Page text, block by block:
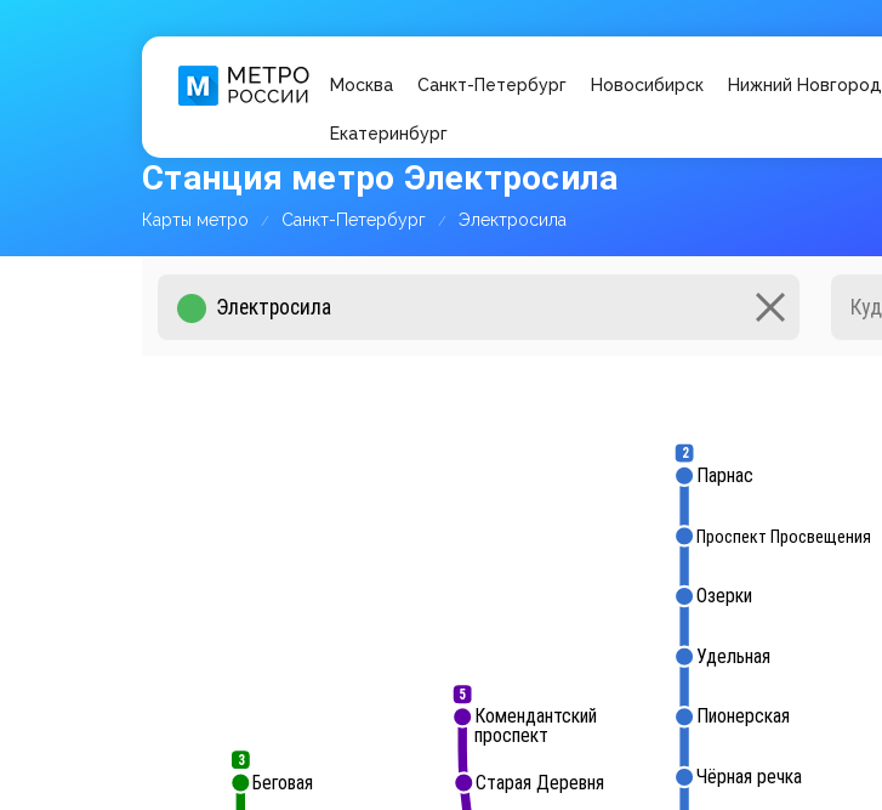
Москва Санкт-Петербург Новосибирск Нижний Новгород
Екатеринбург
Станция метро Электросила
Карты метро Санкт-Петербург Электросила
3
5
2
Старая Деревня
Комендантский
проспект
Чёрная речка
Пионерская
Удельная
Озерки
Проспект Просвещения
Парнас
Беговая